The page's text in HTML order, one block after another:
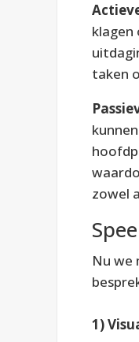
klagen
taken
zowel
Nu we
1)